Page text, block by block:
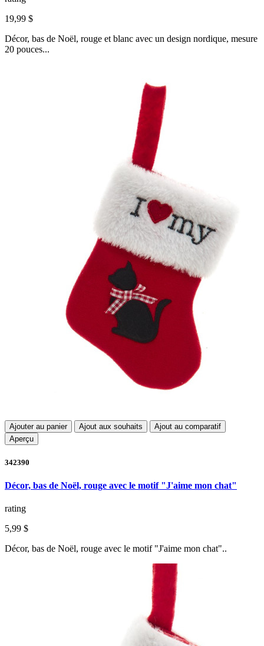
19,99 $
Décor, bas de Noël, rouge et blanc avec un design nordique, mesure
20 pouces...
Ajouter au panier Ajout aux souhaits
Ajout au comparatif
Aperçu
342390
Décor, bas de Noël, rouge avec le motif "J'aime mon chat"
rating
5,99 $
Décor, bas de Noël, rouge avec le motif "J'aime mon chat"..